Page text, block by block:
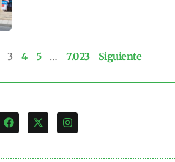
3 4 5 … 7.023 Siguiente